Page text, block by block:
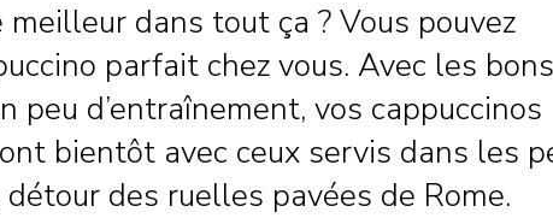
meilleur dans tout ça ? Vous pouvez
parfait chez vous. Avec les bons
peu d’entraînement, vos cappuccinos
bientôt avec ceux servis dans les
des ruelles pavées de Rome.